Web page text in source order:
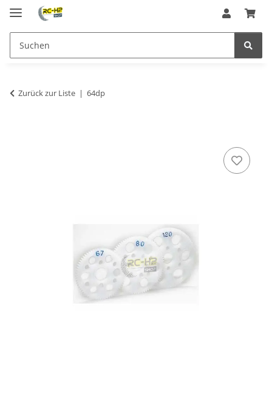
Zurück zur Liste 64dp